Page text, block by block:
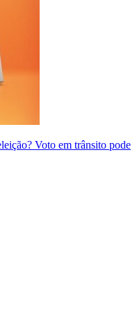
Voto em trânsito pode